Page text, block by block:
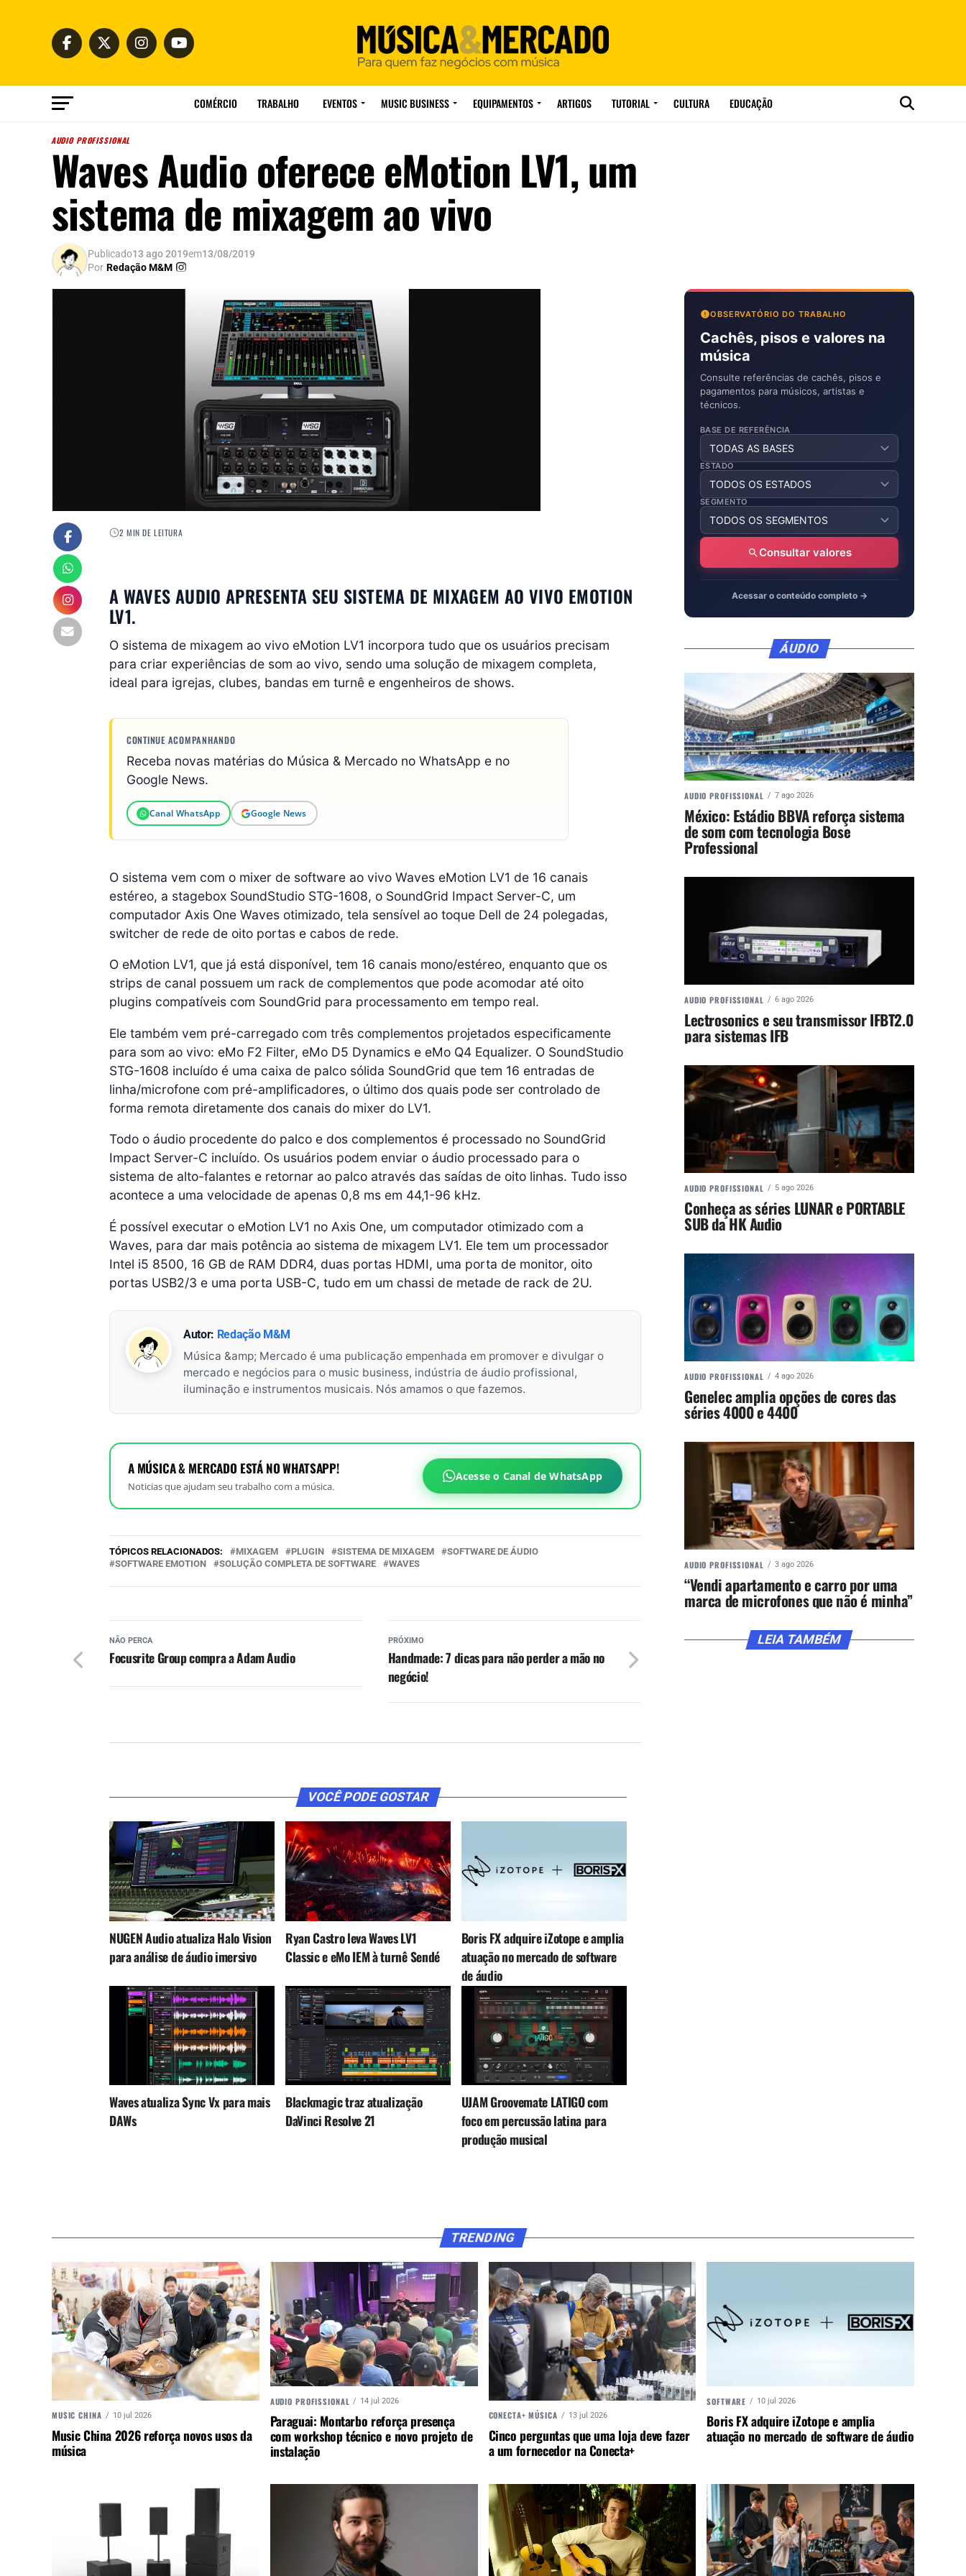
COMÉRCIO TRABALHO EVENTOS MUSIC BUSINESS EQUIPAMENTOS ARTIGOS TUTORIAL CULTURA EDUCAÇÃO
AUDIO PROFISSIONAL
Waves Audio oferece eMotion LV1, um
sistema de mixagem ao vivo
Publicado13 ago 2019em13/08/2019
Por Redação M&M
2 MIN DE LEITURA
A WAVES AUDIO APRESENTA SEU SISTEMA DE MIXAGEM AO VIVO EMOTION
LV1.
O sistema de mixagem ao vivo eMotion LV1 incorpora tudo que os usuários precisam
para criar experiências de som ao vivo, sendo uma solução de mixagem completa,
ideal para igrejas, clubes, bandas em turnê e engenheiros de shows.
CONTINUE ACOMPANHANDO
Receba novas matérias do Música & Mercado no WhatsApp e no
Google News.
Canal WhatsApp Google News
O sistema vem com o mixer de software ao vivo Waves eMotion LV1 de 16 canais
estéreo, a stagebox SoundStudio STG-1608, o SoundGrid Impact Server-C, um
computador Axis One Waves otimizado, tela sensível ao toque Dell de 24 polegadas,
switcher de rede de oito portas e cabos de rede.
O eMotion LV1, que já está disponível, tem 16 canais mono/estéreo, enquanto que os
strips de canal possuem um rack de complementos que pode acomodar até oito
plugins compatíveis com SoundGrid para processamento em tempo real.
Ele também vem pré-carregado com três complementos projetados especificamente
para som ao vivo: eMo F2 Filter, eMo D5 Dynamics e eMo Q4 Equalizer. O SoundStudio
STG-1608 incluído é uma caixa de palco sólida SoundGrid que tem 16 entradas de
linha/microfone com pré-amplificadores, o último dos quais pode ser controlado de
forma remota diretamente dos canais do mixer do LV1.
Todo o áudio procedente do palco e dos complementos é processado no SoundGrid
Impact Server-C incluído. Os usuários podem enviar o áudio processado para o
sistema de alto-falantes e retornar ao palco através das saídas de oito linhas. Tudo isso
acontece a uma velocidade de apenas 0,8 ms em 44,1-96 kHz.
É possível executar o eMotion LV1 no Axis One, um computador otimizado com a
Waves, para dar mais potência ao sistema de mixagem LV1. Ele tem um processador
Intel i5 8500, 16 GB de RAM DDR4, duas portas HDMI, uma porta de monitor, oito
portas USB2/3 e uma porta USB-C, tudo em um chassi de metade de rack de 2U.
Autor: Redação M&M
Música &amp; Mercado é uma publicação empenhada em promover e divulgar o
mercado e negócios para o music business, indústria de áudio profissional,
iluminação e instrumentos musicais. Nós amamos o que fazemos.
A MÚSICA & MERCADO ESTÁ NO WHATSAPP!
Noticias que ajudam seu trabalho com a música.
Acesse o Canal de WhatsApp
TÓPICOS RELACIONADOS: MIXAGEM PLUGIN SISTEMA DE MIXAGEM
SOFTWARE DE ÁUDIO
SOFTWARE EMOTION
SOLUÇÃO COMPLETA DE SOFTWARE WAVES
PRÓXIMO
Handmade: 7 dicas para não perder a mão no
negócio!
NÃO PERCA
Focusrite Group compra a Adam Audio
VOCÊ PODE GOSTAR
NUGEN Audio atualiza Halo Vision
para análise de áudio imersivo
Ryan Castro leva Waves LV1
Classic e eMo IEM à turnê Sendé
Boris FX adquire iZotope e amplia
atuação no mercado de software
de áudio
Waves atualiza Sync Vx para mais
DAWs
Blackmagic traz atualização
DaVinci Resolve 21
UJAM Groovemate LATIGO com
foco em percussão latina para
produção musical
OBSERVATÓRIO DO TRABALHO
Cachês, pisos e valores na
música
Consulte referências de cachês, pisos e
pagamentos para músicos, artistas e
técnicos.
BASE DE REFERÊNCIA
ESTADO
SEGMENTO
Consultar valores
Acessar o conteúdo completo →
ÁUDIO
AUDIO PROFISSIONAL 7 ago 2026
México: Estádio BBVA reforça sistema
de som com tecnologia Bose
Professional
AUDIO PROFISSIONAL 6 ago 2026
Lectrosonics e seu transmissor IFBT2.0
para sistemas IFB
AUDIO PROFISSIONAL 5 ago 2026
Conheça as séries LUNAR e PORTABLE
SUB da HK Audio
AUDIO PROFISSIONAL 4 ago 2026
Genelec amplia opções de cores das
séries 4000 e 4400
AUDIO PROFISSIONAL 3 ago 2026
“Vendi apartamento e carro por uma
marca de microfones que não é minha”
LEIA TAMBÉM
TRENDING
MUSIC CHINA 10 jul 2026
Music China 2026 reforça novos usos da
música
AUDIO PROFISSIONAL 14 jul 2026
Paraguai: Montarbo reforça presença
com workshop técnico e novo projeto de
instalação
CONECTA+ MÚSICA 13 jul 2026
Cinco perguntas que uma loja deve fazer
a um fornecedor na Conecta+
SOFTWARE 10 jul 2026
Boris FX adquire iZotope e amplia
atuação no mercado de software de áudio